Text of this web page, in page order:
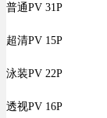
普通PV 31P
超清PV 15P
泳装PV 22P
透视PV 16P